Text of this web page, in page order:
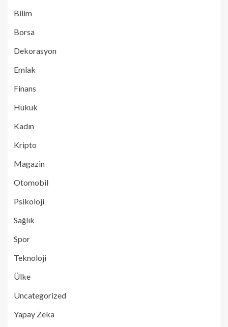
Bilim
Borsa
Dekorasyon
Emlak
Finans
Hukuk
Kadın
Kripto
Magazin
Otomobil
Psikoloji
Sağlık
Spor
Teknoloji
Ülke
Uncategorized
Yapay Zeka